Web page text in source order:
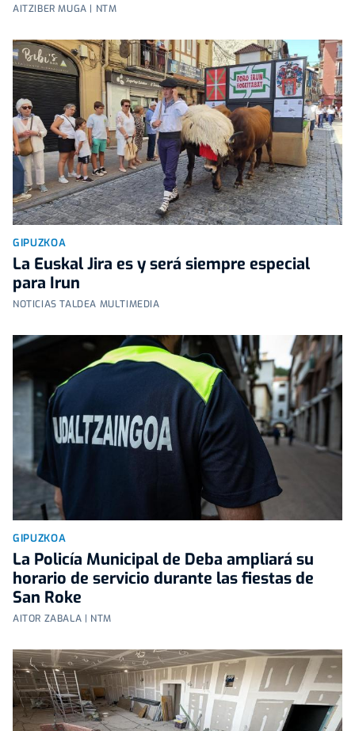
AITZIBER MUGA | NTM
GIPUZKOA
La Euskal Jira es y será siempre especial
para Irun
NOTICIAS TALDEA MULTIMEDIA
GIPUZKOA
La Policía Municipal de Deba ampliará su
horario de servicio durante las fiestas de
San Roke
AITOR ZABALA | NTM